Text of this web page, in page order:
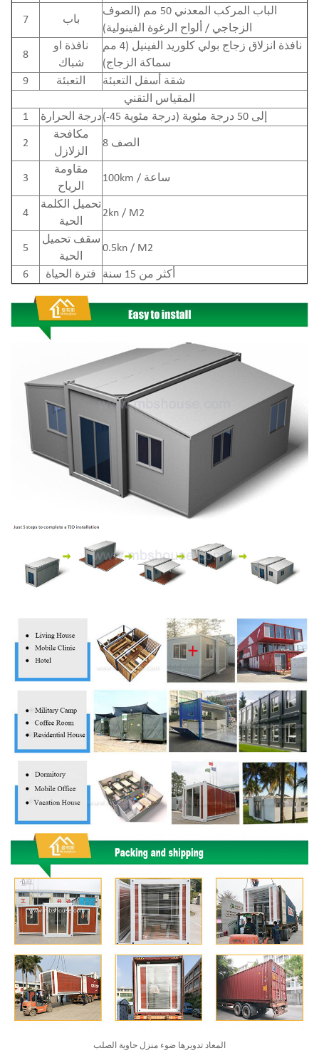
7 باب
الباب المركب المعدني 50 مم (الصوف
الزجاجي / ألواح الرغوة الفينولية)
8
نافذة او
شباك
نافذة انزلاق زجاج بولي كلوريد الفينيل (4 مم
سماكة الزجاج)
9
التعبئة
شقة أسفل التعبئة
المقياس التقني
1
درجة الحرارة (-45 درجة مئوية) إلى 50 درجة مئوية
2
مكافحة
الزلازل
الصف 8
3
مقاومة
الرياح
100km / ساعة
4
تحميل الكلمة
الحية
2kn / M2
5
سقف تحميل
الحية
0.5kn / M2
6 فترة الحياة أكثر من 15 سنة
المعاد تدويرها ضوء منزل حاوية الصلب